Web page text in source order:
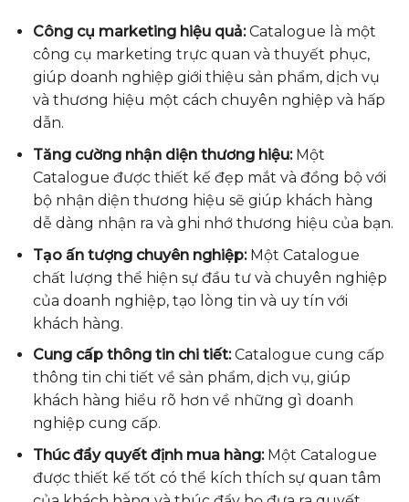
Công cụ marketing hiệu quả:Catalogue là một
công cụ marketing trực quan và thuyết phục,
giúp doanh nghiệp giới thiệu sản phẩm, dịch vụ
và thương hiệu một cách chuyên nghiệp và hấp
dẫn.
Tăng cường nhận diện thương hiệu:Một
Catalogue được thiết kế đẹp mắt và đồng bộ với
bộ nhận diện thương hiệu sẽ giúp khách hàng
dễ dàng nhận ra và ghi nhớ thương hiệu của bạn.
Tạo ấn tượng chuyên nghiệp:Một Catalogue
chất lượng thể hiện sự đầu tư và chuyên nghiệp
của doanh nghiệp, tạo lòng tin và uy tín với
khách hàng.
Cung cấp thông tin chi tiết:Catalogue cung cấp
thông tin chi tiết về sản phẩm, dịch vụ, giúp
khách hàng hiểu rõ hơn về những gì doanh
nghiệp cung cấp.
Thúc đẩy quyết định mua hàng:Một Catalogue
được thiết kế tốt có thể kích thích sự quan tâm